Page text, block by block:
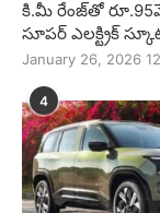
కి.మీ రేంజ్‌తో
సూపర్ ఎలక్ట్రిక్
January 26, 2026
4